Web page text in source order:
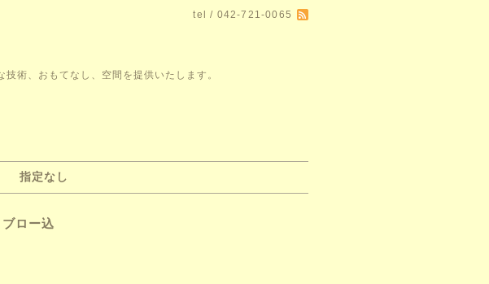
tel / 042-721-0065
術、おもてなし、空間を提供いたします。
指定なし
ロー込